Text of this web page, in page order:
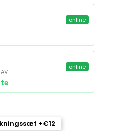
online
online
+€12